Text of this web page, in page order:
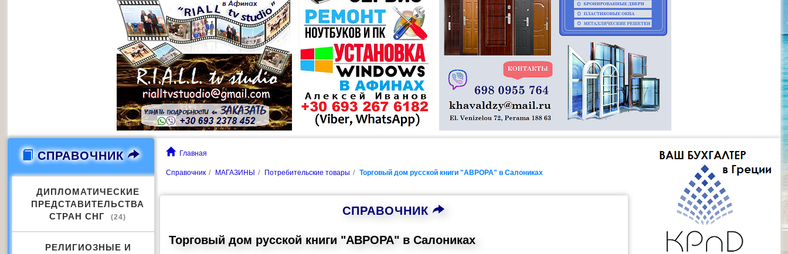
Главная
Справочник МАГАЗИНЫ Потребительские товары Торговый дом русской книги "АВРОРА" в Салониках
СПРАВОЧНИК
Торговый дом русской книги "АВРОРА" в Салониках
СПРАВОЧНИК
ДИПЛОМАТИЧЕСКИЕ
ПРЕДСТАВИТЕЛЬСТВА
СТРАН СНГ
(24)
РЕЛИГИОЗНЫЕ И